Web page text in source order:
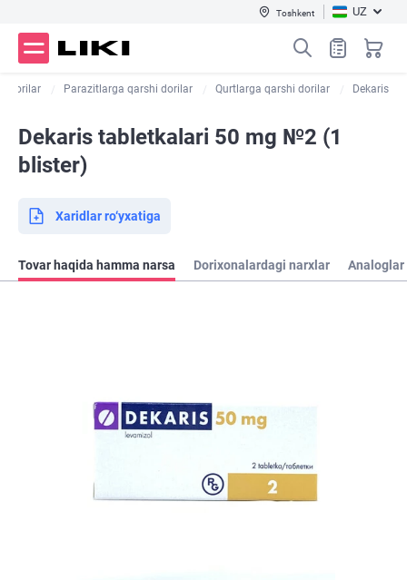
Toshkent UZ
dorilar Parazitlarga qarshi dorilar Qurtlarga qarshi dorilar Dekaris
Dekaris tabletkalari 50 mg №2 (1
blister)
Xaridlar ro‘yxatiga
Tovar haqida hamma narsa Dorixonalardagi narxlar Analoglar